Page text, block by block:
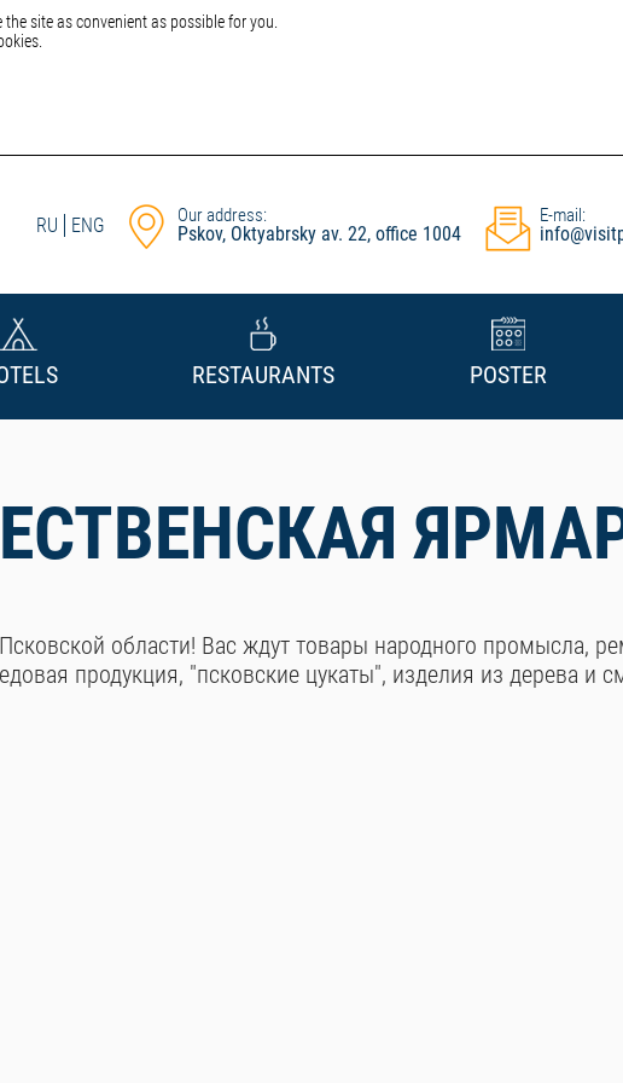
site as convenient as possible for you.
RU ENG Our address:
Pskov, Oktyabrsky av. 22, office 1004
E-mail:
RESTAURANTS POSTER
области! Вас ждут товары народного промысла,
продукция, "псковские цукаты", изделия из дерева и